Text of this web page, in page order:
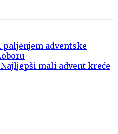
paljenjem adventske
mali advent kreće